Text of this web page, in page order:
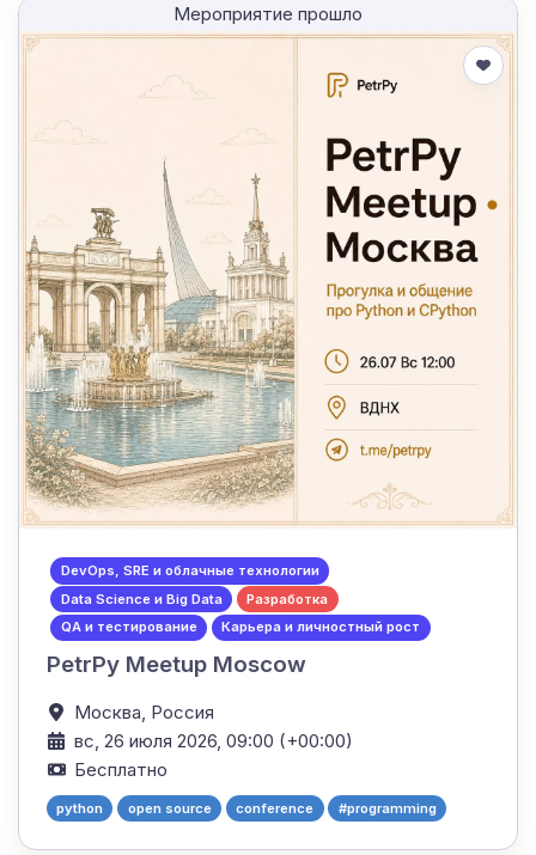
Мероприятие прошло
DevOps, SRE и облачные технологии
Data Science и Big Data
Разработка
QA и тестирование
Карьера и личностный рост
PetrPy Meetup Moscow
Москва, Россия
вс, 26 июля 2026, 09:00 (+00:00)
Бесплатно
python open source conference #programming